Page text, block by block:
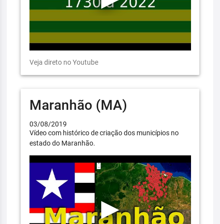
Veja direto no Youtube
Maranhão (MA)
03/08/2019
Vídeo com histórico de criação dos municípios no
estado do Maranhão.